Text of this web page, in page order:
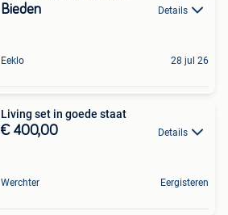
Bieden Details
Eeklo 28 jul 26
Living set in goede staat
€ 400,00 Details
Werchter Eergisteren